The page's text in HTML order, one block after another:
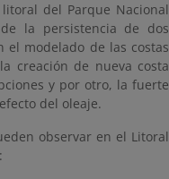
del Parque Nacional
la persistencia de dos
el modelado de las costas
creación de nueva costa
y por otro, la fuerte
del oleaje.
observar en el Litoral